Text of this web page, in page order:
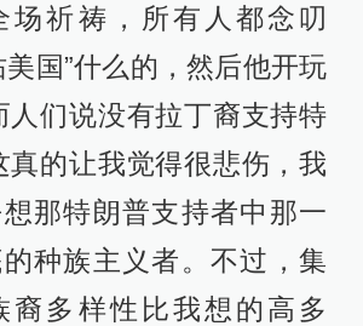
场祈祷，所有人都念叨
美国”什么的，然后他开玩
人们说没有拉丁裔支持特
真的让我觉得很悲伤，我
那特朗普支持者中那一
种族主义者。不过，集
裔多样性比我想的高多